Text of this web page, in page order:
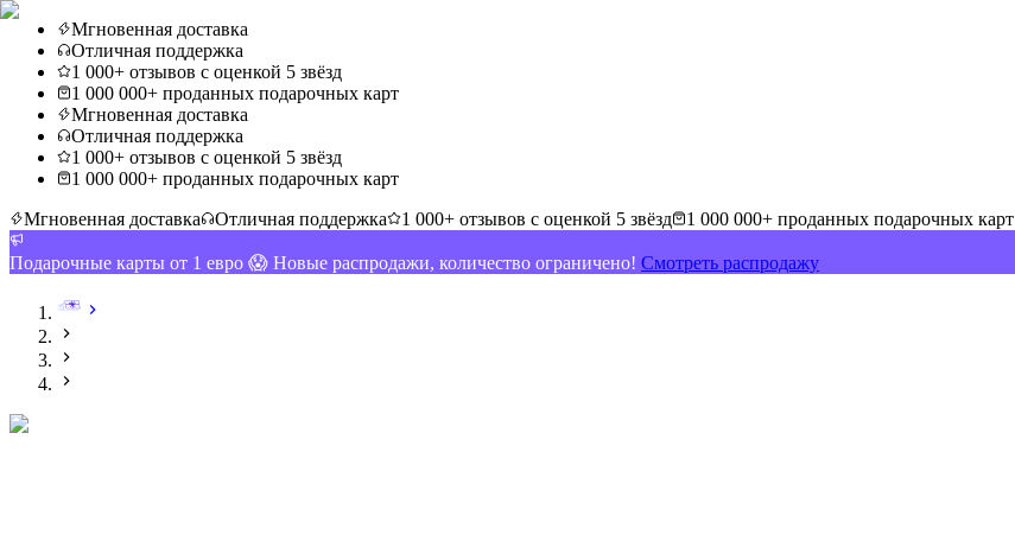
Мгновенная доставка
Отличная поддержка
1 000+ отзывов с оценкой 5 звёзд
1 000 000+ проданных подарочных карт
Мгновенная доставка
Отличная поддержка
1 000+ отзывов с оценкой 5 звёзд
1 000 000+ проданных подарочных карт
Мгновенная доставка
Отличная поддержка 1 000+ отзывов с оценкой 5 звёзд 1 000 000+ проданных подарочных карт
Подарочные карты от 1 евро 😱 Новые распродажи, количество ограничено! Смотреть распродажу